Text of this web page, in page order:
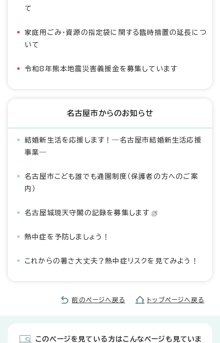
て
家庭用ごみ・資源の指定袋に関する臨時措置の延長につ
いて
令和8年熊本地震災害義援金を募集しています
名古屋市からのお知らせ
結婚新生活を応援します！―名古屋市結婚新生活応援
事業―
名古屋市こども誰でも通園制度（保護者の方へのご案
内）
名古屋城現天守閣の記録を募集します
熱中症を予防しましょう！
これからの暑さ大丈夫？熱中症リスクを見てみよう！
前のページへ戻る トップページへ戻る
このページを見ている方はこんなページも見ていま